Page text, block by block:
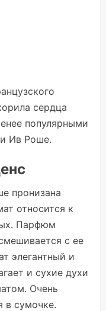
сердца
популярными
Ив Роше.
пронизана
относится к
Парфюм
с ее
элегантный и
и сухие духи
Очень
в сумочке.